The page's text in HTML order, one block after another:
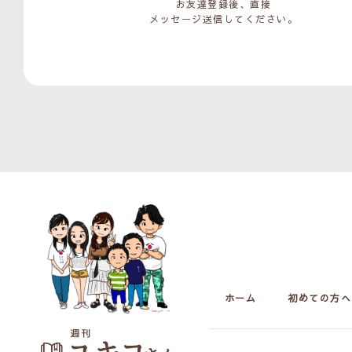
お友達登録後、直接
メッセージ送信してください。
ホーム 初めての方へ